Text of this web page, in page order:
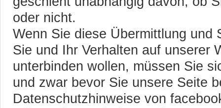
oder nicht.
Wenn Sie diese Übermittlung und
Sie und Ihr Verhalten auf unserer
unterbinden wollen, müssen Sie
und zwar bevor Sie unsere Seite
Datenschutzhinweise von